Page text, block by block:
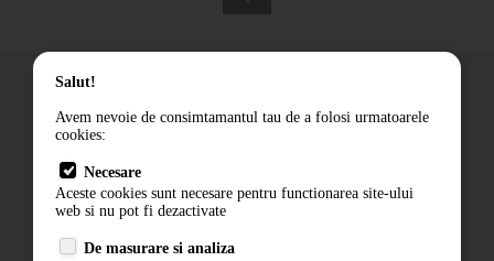
Cum comand
Livrare
Contact
Salut!
Avem nevoie de consimtamantul tau de a folosi urmatoarele
cookies:
Necesare
Aceste cookies sunt necesare pentru functionarea site-ului
web si nu pot fi dezactivate
De masurare si analiza